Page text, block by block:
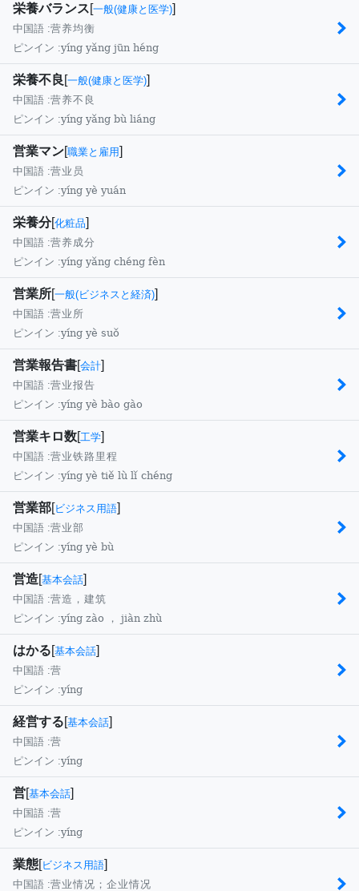
栄養バランス[一般(健康と医学)]
中国語 :营养均衡
ピンイン :yíng yǎng jūn héng
栄養不良 [一般(健康と医学)]
中国語 :营养不良
ピンイン :yíng yǎng bù liáng
営業マン[職業と雇用]
中国語 :营业员
ピンイン :yíng yè yuán
栄養分[化粧品]
中国語 :营养成分
ピンイン :yíng yǎng chéng fèn
営業所[一般(ビジネスと経済)]
中国語 :营业所
ピンイン :yíng yè suǒ
営業報告書[会計]
中国語 :营业报告
ピンイン :yíng yè bào gào
営業キロ数[工学]
中国語 :营业铁路里程
ピンイン :yíng yè tiě lù lǐ chéng
営業部[ビジネス用語]
中国語 :营业部
ピンイン :yíng yè bù
営造[基本会話]
中国語 :营造，建筑
ピンイン :yíng zào ， jiàn zhù
はかる[基本会話]
中国語 :营
ピンイン :yíng
経営する[基本会話]
中国語 :营
ピンイン :yíng
営[基本会話]
中国語 :营
ピンイン :yíng
業態[ビジネス用語]
中国語 :营业情况；企业情况